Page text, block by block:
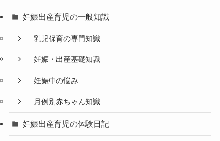
妊娠出産育児の一般知識
乳児保育の専門知識
妊娠・出産基礎知識
妊娠中の悩み
月例別赤ちゃん知識
妊娠出産育児の体験日記